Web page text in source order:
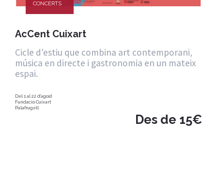
CONCERTS
AcCent Cuixart
Cicle d'estiu que combina art contemporani,
música en directe i gastronomia en un mateix
espai.
Del 1 al 22 d'agost
Fundació Cuixart
Palafrugell
Des de 15€